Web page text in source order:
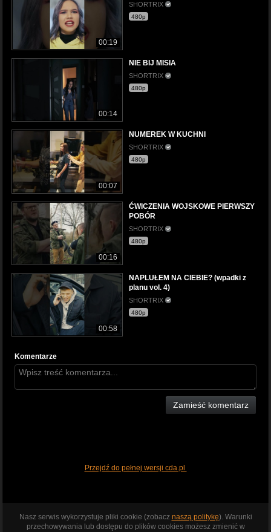
00:19
SHORTRIX
480p
00:14
NIE BIJ MISIA
SHORTRIX
480p
00:07
NUMEREK W KUCHNI
SHORTRIX
480p
00:16
ĆWICZENIA WOJSKOWE PIERWSZY
POBÓR
SHORTRIX
480p
00:58
NAPLUŁEM NA CIEBIE? (wpadki z
planu vol. 4)
SHORTRIX
480p
Komentarze
Zamieść komentarz
Przejdź do pełnej wersji cda.pl
Nasz serwis wykorzystuje pliki cookie (zobacz naszą politykę). Warunki
przechowywania lub dostępu do plików cookies możesz zmienić w